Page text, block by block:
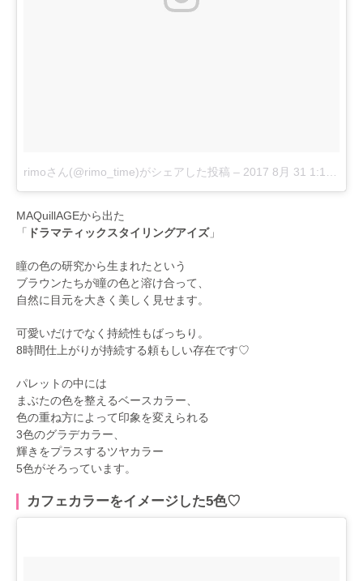
rimoさん(@rimo_time)がシェアした投稿 – 2017 8月 31 1:12午前 PDT
MAQuillAGEから出た
「
ドラマティックスタイリングアイズ」
瞳の色の研究から生まれたという
ブラウンたちが瞳の色と溶け合って、
自然に目元を大きく美しく見せます。
可愛いだけでなく持続性もばっちり。
8時間仕上がりが持続する頼もしい存在です♡
パレットの中には
まぶたの色を整えるベースカラー、
色の重ね方によって印象を変えられる
3色のグラデカラー、
輝きをプラスするツヤカラー
5色がそろっています。
カフェカラーをイメージした5色♡